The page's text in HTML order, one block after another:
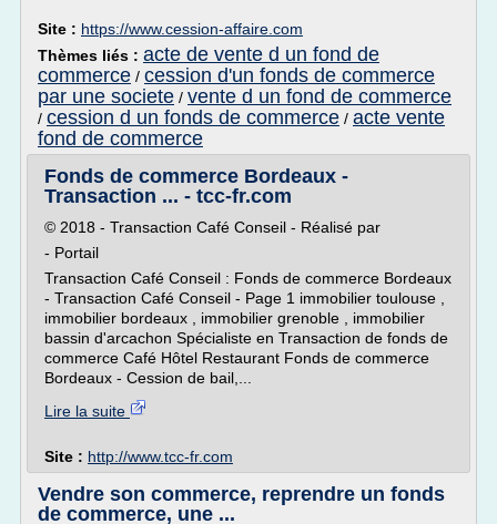
Site : https://www.cession-affaire.com
Thèmes liés : acte de vente d un fond de
commerce / cession d'un fonds de commerce
par une societe / vente d un fond de commerce
/ cession d un fonds de commerce / acte vente
fond de commerce
Fonds de commerce Bordeaux -
Transaction ... - tcc-fr.com
© 2018 - Transaction Café Conseil - Réalisé par
- Portail
Transaction Café Conseil : Fonds de commerce Bordeaux
- Transaction Café Conseil - Page 1 immobilier toulouse ,
immobilier bordeaux , immobilier grenoble , immobilier
bassin d'arcachon Spécialiste en Transaction de fonds de
commerce Café Hôtel Restaurant Fonds de commerce
Bordeaux - Cession de bail,...
Lire la suite
Site : http://www.tcc-fr.com
Vendre son commerce, reprendre un fonds
de commerce, une ...